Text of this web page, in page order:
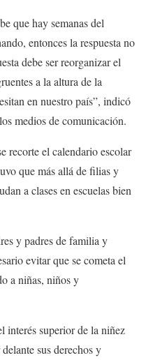
que hay semanas del
entonces la respuesta no
debe ser reorganizar el
a la altura de la
en nuestro país”, indicó
medios de comunicación.
recorte el calendario escolar
que más allá de filias y
a clases en escuelas bien
y padres de familia y
evitar que se cometa el
a niñas, niños y
interés superior de la niñez
sus derechos y